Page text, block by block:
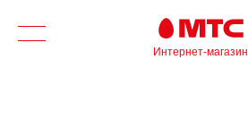
Интернет-магазин